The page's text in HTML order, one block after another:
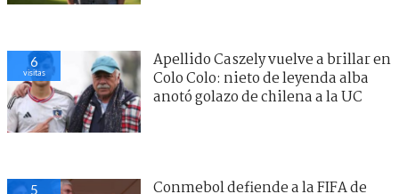
6
visitas
Apellido Caszely vuelve a brillar en
Colo Colo: nieto de leyenda alba
anotó golazo de chilena a la UC
5 Conmebol defiende a la FIFA de